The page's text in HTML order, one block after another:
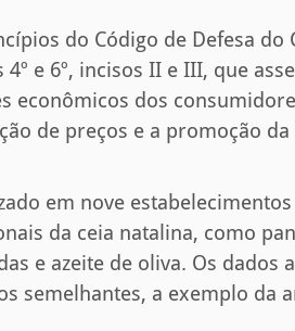
do Código de Defesa do
e 6º, incisos II e III, que
econômicos dos
de preços e a promoção
em nove
da ceia natalina, como
e azeite de oliva. Os dados
semelhantes, a exemplo da